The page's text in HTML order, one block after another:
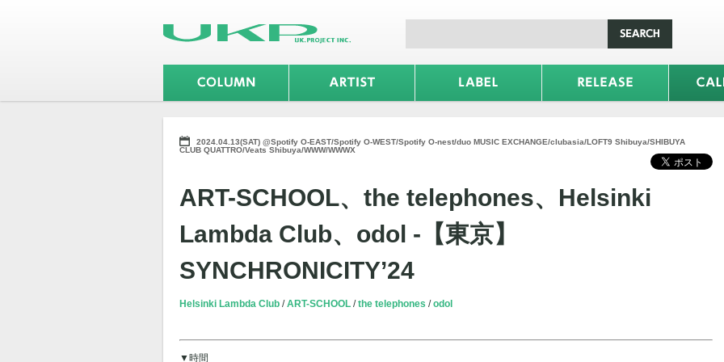
2024.04.13(SAT) @Spotify O-EAST/Spotify O-WEST/Spotify O-nest/duo MUSIC EXCHANGE/clubasia/LOFT9 Shibuya/SHIBUYA
CLUB QUATTRO/Veats Shibuya/WWW/WWWX
ART-SCHOOL、the telephones、Helsinki
Lambda Club、odol -【東京】
SYNCHRONICITY’24
Helsinki Lambda Club ART-SCHOOL the telephones odol
▼時間